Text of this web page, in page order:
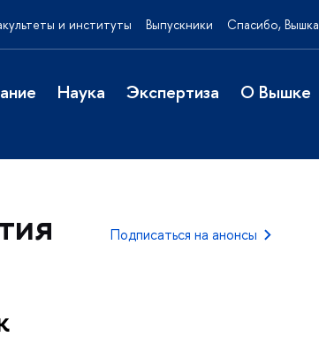
и институты Выпускники Спасибо, Вышка
Наука Экспертиза О Вышке
Подписаться на анонсы